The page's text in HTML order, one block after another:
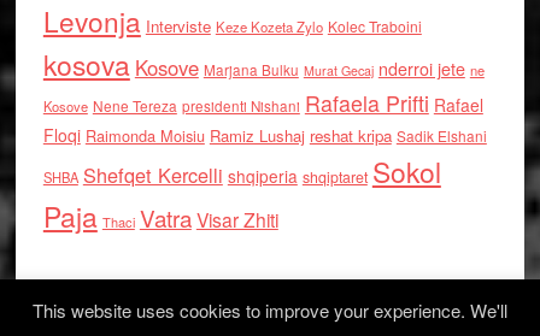
Levonja Interviste Keze Kozeta Zylo Kolec Traboini
kosova Kosove Marjana Bulku Murat Gecaj nderroi jete ne
Kosove Nene Tereza presidenti Nishani Rafaela Prifti Rafael
Floqi Raimonda Moisiu Ramiz Lushaj reshat kripa Sadik Elshani
SHBA Shefqet Kercelli shqiperia shqiptaret Sokol
Paja Thaci VatraVisar Zhiti
This website uses cookies to improve your experience. We'll